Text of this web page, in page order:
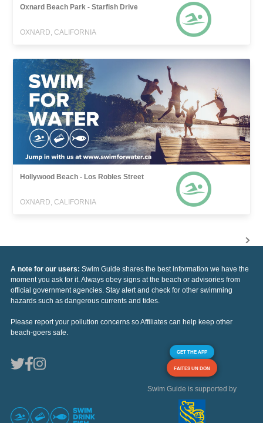
Oxnard Beach Park - Starfish Drive
OXNARD, CALIFORNIA
Hollywood Beach - Los Robles Street
OXNARD, CALIFORNIA
A note for our users: Swim Guide shares the best information we have the
moment you ask for it. Always obey signs at the beach or advisories from
official government agencies. Stay alert and check for other swimming
hazards such as dangerous currents and tides.
Please report your pollution concerns so Affiliates can help keep other
beach-goers safe.
GET THE APP
FAITES UN DON
Swim Guide is supported by